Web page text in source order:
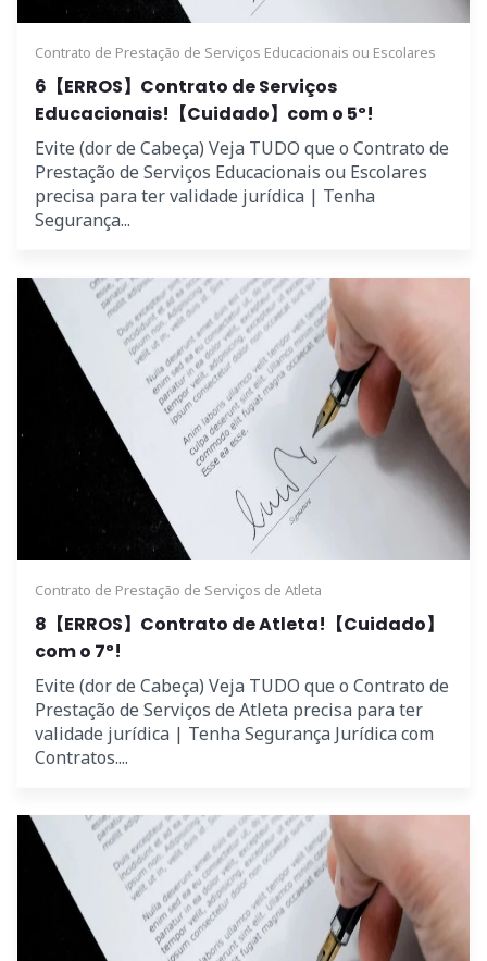
Contrato de Prestação de Serviços Educacionais ou Escolares
6【ERROS】Contrato de Serviços
Educacionais!【Cuidado】com o 5º!
Evite (dor de Cabeça) Veja TUDO que o Contrato de
Prestação de Serviços Educacionais ou Escolares
precisa para ter validade jurídica | Tenha
Segurança...
Contrato de Prestação de Serviços de Atleta
8【ERROS】Contrato de Atleta!【Cuidado】
com o 7º!
Evite (dor de Cabeça) Veja TUDO que o Contrato de
Prestação de Serviços de Atleta precisa para ter
validade jurídica | Tenha Segurança Jurídica com
Contratos....